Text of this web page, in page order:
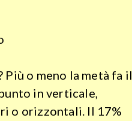
o meno la metà fa il
in verticale,
o orizzontali. Il 17%